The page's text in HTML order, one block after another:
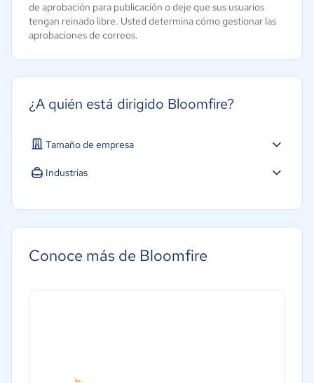
de aprobación para publicación o deje que sus usuarios
tengan reinado libre. Usted determina cómo gestionar las
aprobaciones de correos.
¿A quién está dirigido Bloomfire?
Tamaño de empresa
Industrias
Manufactura
Conoce más de Bloomfire